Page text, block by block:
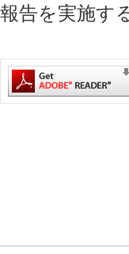
報告を実施す